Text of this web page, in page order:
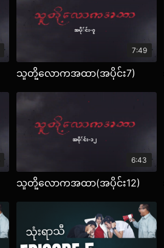
7:49
သူတို့လောကအထာ(အပိုင်း7)
6:43
သူတို့လောကအထာ(အပိုင်း12)